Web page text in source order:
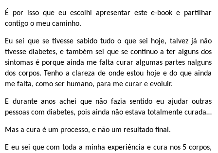
É por isso que eu escolhi apresentar este e-book e partilhar
contigo o meu caminho.
Eu sei que se tivesse sabido tudo o que sei hoje, talvez já não
tivesse diabetes, e também sei que se continuo a ter alguns dos
sintomas é porque ainda me falta curar algumas partes nalguns
dos corpos. Tenho a clareza de onde estou hoje e do que ainda
me falta, como ser humano, para me curar e evoluir.
E durante anos achei que não fazia sentido eu ajudar outras
pessoas com diabetes, pois ainda não estava totalmente curada…
Mas a cura é um processo, e não um resultado final.
E eu sei que com toda a minha experiência e cura nos 5 corpos,